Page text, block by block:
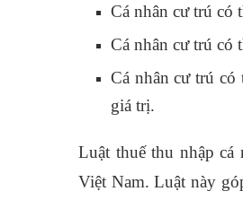
Cá nhân cư trú có
Cá nhân cư trú có
Cá nhân cư trú có
giá trị.
Luật thuế thu nhập cá
Việt Nam. Luật này